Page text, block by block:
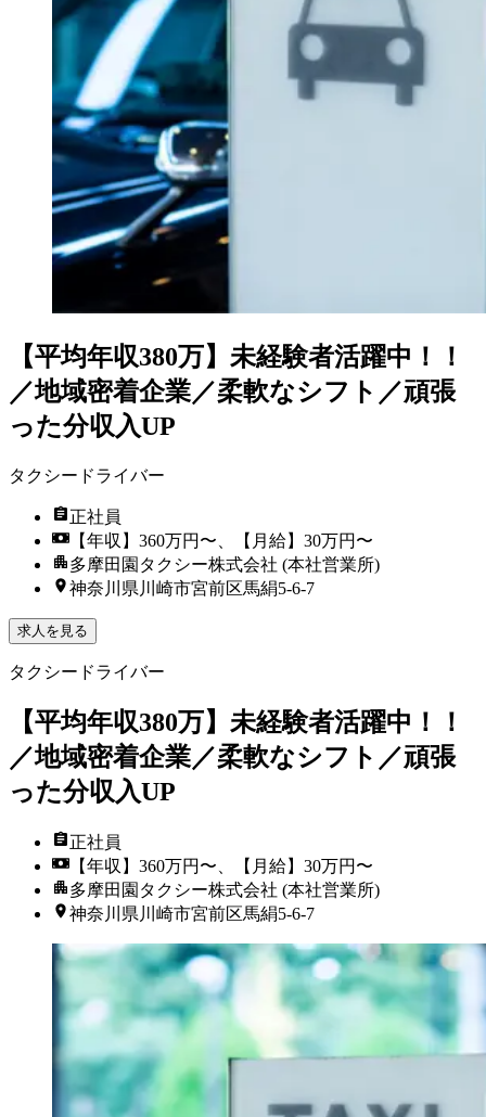
【平均年収380万】未経験者活躍中！！
／地域密着企業／柔軟なシフト／頑張
った分収入UP
タクシードライバー
正社員
【年収】360万円〜、【月給】30万円〜
多摩田園タクシー株式会社 (本社営業所)
神奈川県川崎市宮前区馬絹5-6-7
求人を見る
タクシードライバー
【平均年収380万】未経験者活躍中！！
／地域密着企業／柔軟なシフト／頑張
った分収入UP
正社員
【年収】360万円〜、【月給】30万円〜
多摩田園タクシー株式会社 (本社営業所)
神奈川県川崎市宮前区馬絹5-6-7